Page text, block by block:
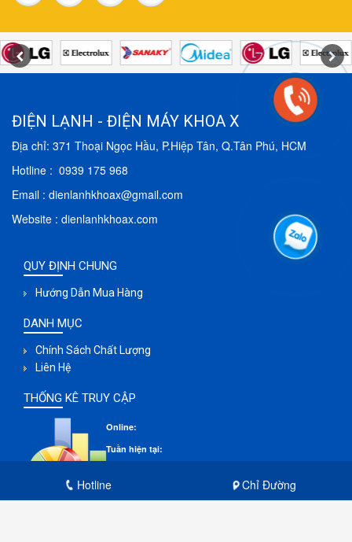
ĐIỆN LẠNH - ĐIỆN MÁY KHOA X
Địa chỉ: 371 Thoại Ngọc Hầu, P.Hiệp Tân, Q.Tân Phú, HCM
Hotline : 0939 175 968
Email : dienlanhkhoax@gmail.com
Website : dienlanhkhoax.com
QUY ĐỊNH CHUNG
Hướng Dẫn Mua Hàng
DANH MỤC
Chính Sách Chất Lượng
Liên Hệ
THỐNG KÊ TRUY CẬP
Online:
Tuần hiện tại:
Lượt truy cập :
Hotline Chỉ Đường